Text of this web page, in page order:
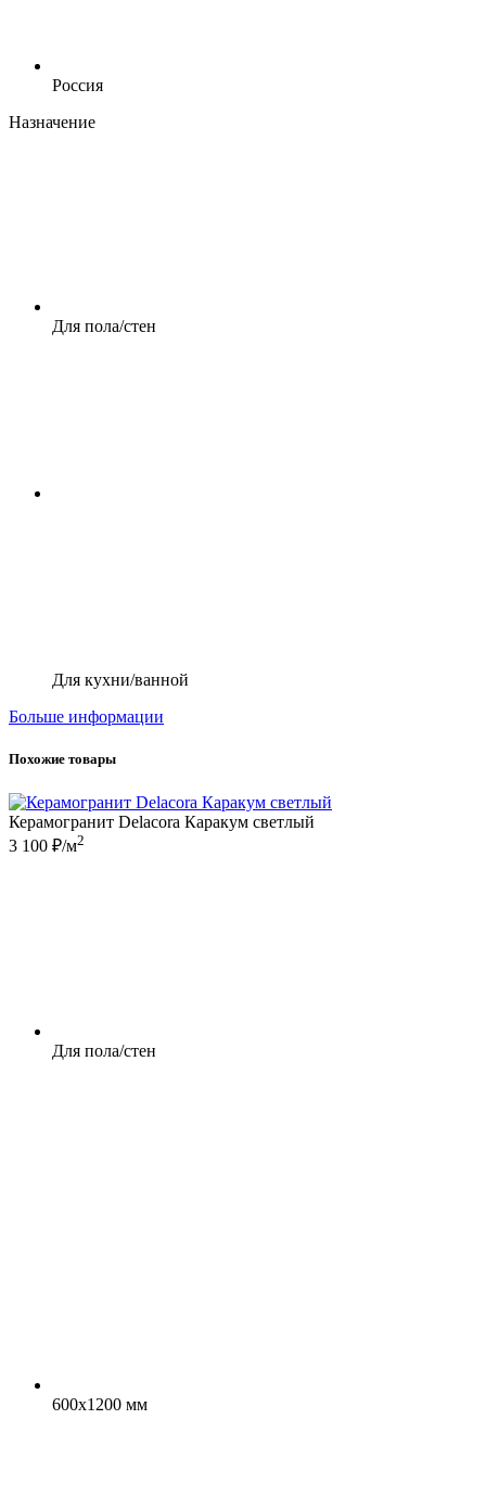
Россия
Назначение
Для пола/стен
Для кухни/ванной
Больше информации
Похожие товары
Керамогранит Delacora Каракум светлый
3 100 ₽/м2
Для пола/стен
600x1200 мм